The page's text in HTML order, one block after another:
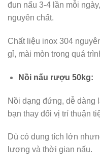
đun nấu 3-4 lần mỗi
nguyên chất.
Chất liệu inox 304
gỉ, mài mòn trong quá
Nồi nấu rượu 50kg:
Nồi dạng đứng, dễ dàng
bạn thay đổi vị trí thuận
Dù có dung tích lớn
lượng và thời gian nấu.